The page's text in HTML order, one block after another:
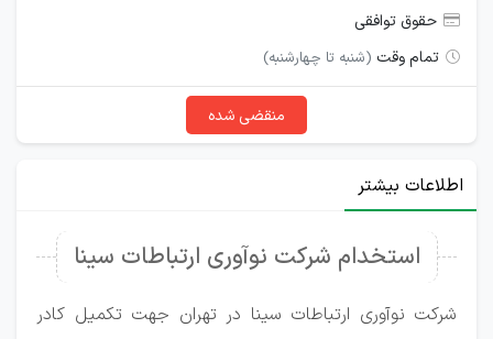
حقوق توافقی
تمام وقت (شنبه تا چهارشنبه)
منقضی شده
اطلاعات بیشتر
استخدام شرکت نوآوری ارتباطات سینا
شرکت نوآوری ارتباطات سینا در تهران جهت تکمیل کادر